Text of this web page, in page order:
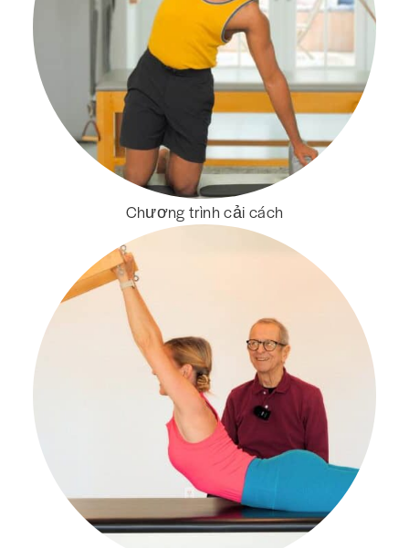
Chương trình cải cách